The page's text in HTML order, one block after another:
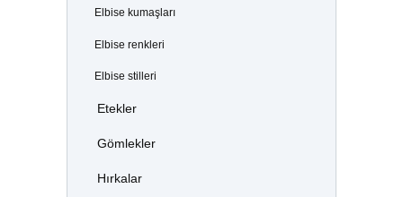
Elbise kumaşları
Elbise renkleri
Elbise stilleri
Etekler
Gömlekler
Hırkalar